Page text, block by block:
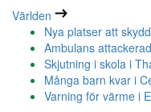
Världen
Nya platser att
Ambulans
Skjutning i skola i
Många barn kvar i
Varning för värme i